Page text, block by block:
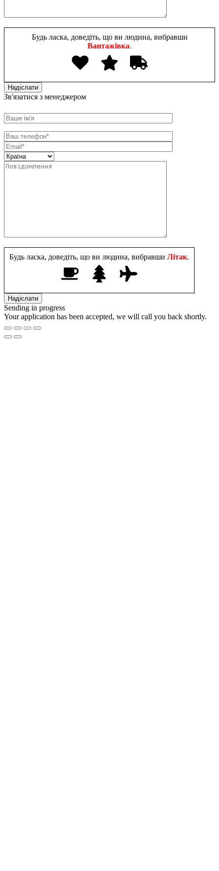
Будь ласка, доведіть, що ви людина, вибравши
Вантажівка.
Зв'язатися з менеджером
Будь ласка, доведіть, що ви людина, вибравши Літак.
Sending in progress
Your application has been accepted, we will call you back shortly.